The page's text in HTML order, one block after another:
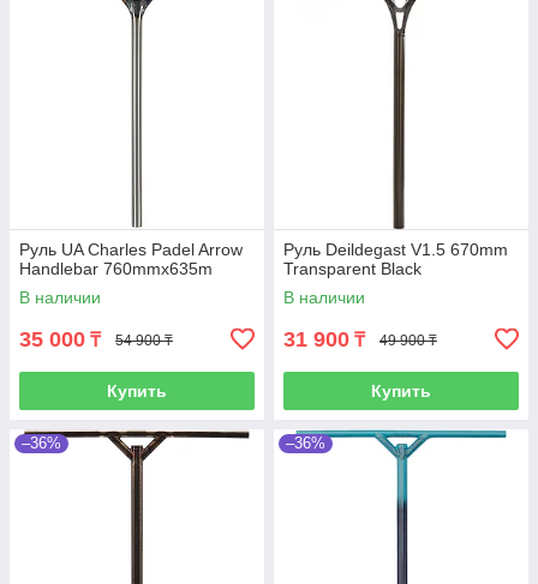
Руль UA Charles Padel Arrow
Handlebar 760mmx635m
В наличии
35 000 ₸ 54 900 ₸
Купить
Руль Deildegast V1.5 670mm
Transparent Black
В наличии
31 900 ₸ 49 900 ₸
Купить
–36% –36%